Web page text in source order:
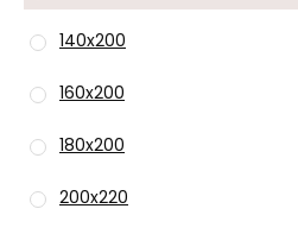
140x200
160x200
180x200
200x220